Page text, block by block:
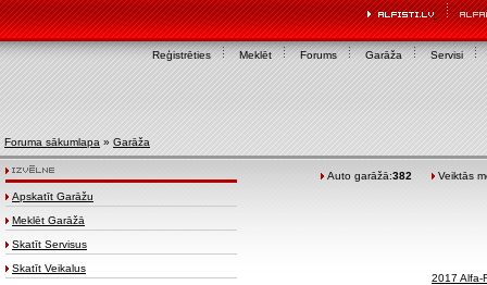
Reģistrēties Meklēt Forums Garāža Servisi
Foruma sākumlapa » Garāža
Apskatīt Garāžu
Meklēt Garāžā
Skatīt Servisus
Skatīt Veikalus
Auto garāžā:382 Veiktās
2017 Alfa-